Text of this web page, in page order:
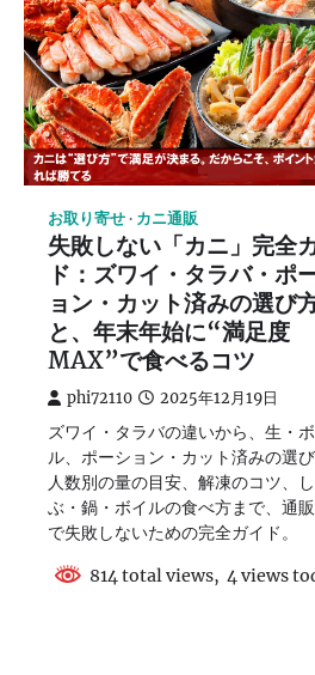
お取り寄せ カニ通販
失敗しない「カニ」完全
ド：ズワイ・タラバ・ポ
ョン・カット済みの選び
と、年末年始に“満足度
MAX”で食べるコツ
phi72110 2025年12月19日
ズワイ・タラバの違いから、生・
ル、ポーション・カット済みの選び
人数別の量の目安、解凍のコツ、
ぶ・鍋・ボイルの食べ方まで、通
で失敗しないための完全ガイド。
814 total views, 4 views